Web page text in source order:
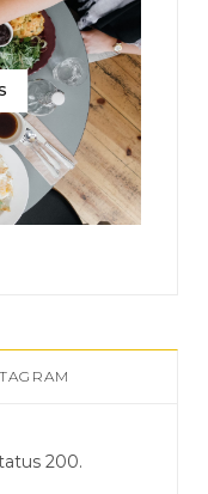
200.